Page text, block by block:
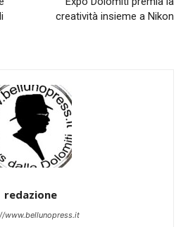
creatività insieme a Nikon
redazione
www.bellunopress.it